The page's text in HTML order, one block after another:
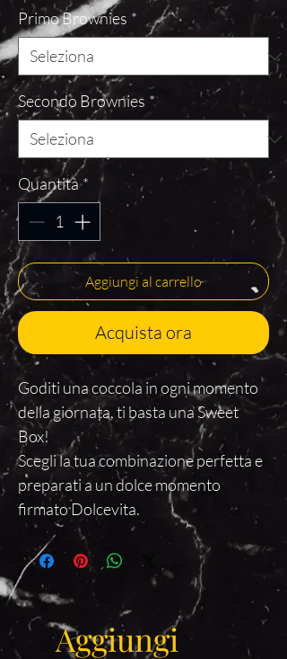
Primo Brownies *
Secondo Brownies *
Quantità *
Aggiungi al carrello
Acquista ora
Goditi una coccola in ogni momento
della giornata, ti basta una Sweet
Box!
Scegli la tua combinazione perfetta e
preparati a un dolce momento
firmato Dolcevita.
Aggiungi